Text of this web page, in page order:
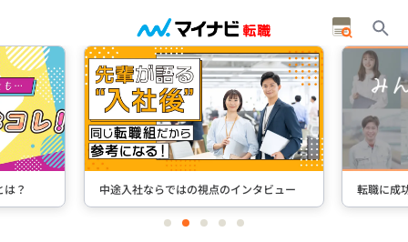
？ 中途入社ならではの視点のインタビュー 転職に成
itemitemitemitemitem